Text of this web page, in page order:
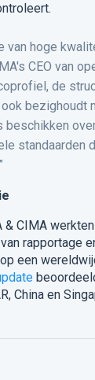
van hoge
CEO van
de
bezighoudt
beschikken
standaarden
& CIMA
rapportage
een
China en